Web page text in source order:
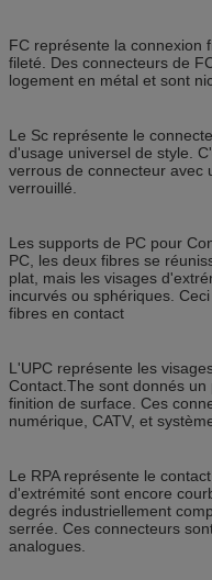
FC représente la connexion
fileté. Des connecteurs de
logement en métal et sont
Le Sc représente le
d'usage universel de style.
verrous de connecteur avec
verrouillé.
Les supports de PC pour
PC, les deux fibres se
plat, mais les visages
incurvés ou sphériques.
fibres en contact
L'UPC représente les
Contact.The sont donnés
finition de surface. Ces
numérique, CATV, et
Le RPA représente le
d'extrémité sont encore
degrés industriellement
serrée. Ces connecteurs
analogues.